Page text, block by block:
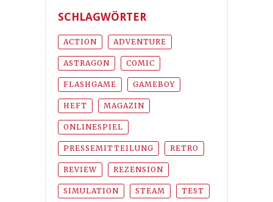
SCHLAGWÖRTER
ACTION ADVENTURE
ASTRAGON COMIC
FLASHGAME GAMEBOY
HEFT MAGAZIN
ONLINESPIEL
PRESSEMITTEILUNG RETRO
REVIEW REZENSION
SIMULATION STEAM TEST